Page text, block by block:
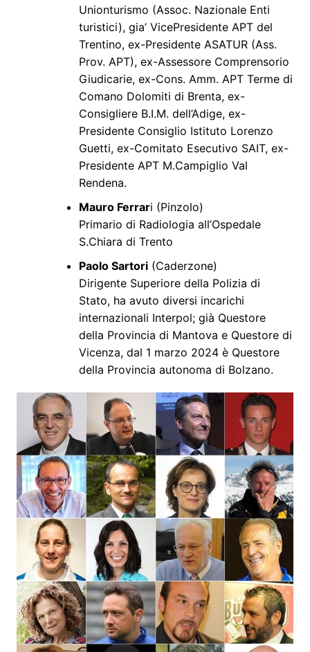
Unionturismo (Assoc. Nazionale Enti
turistici), gia’ VicePresidente APT del
Trentino, ex-Presidente ASATUR (Ass.
Prov. APT), ex-Assessore Comprensorio
Giudicarie, ex-Cons. Amm. APT Terme di
Comano Dolomiti di Brenta, ex-
Consigliere B.I.M. dell’Adige, ex-
Presidente Consiglio Istituto Lorenzo
Guetti, ex-Comitato Esecutivo SAIT, ex-
Presidente APT M.Campiglio Val
Rendena.
Mauro Ferrari (Pinzolo)
Primario di Radiologia all’Ospedale
S.Chiara di Trento
Paolo Sartori(Caderzone)
Dirigente Superiore della Polizia di
Stato, ha avuto diversi incarichi
internazionali Interpol; già Questore
della Provincia di Mantova e Questore di
Vicenza, dal 1 marzo 2024 è Questore
della Provincia autonoma di Bolzano.